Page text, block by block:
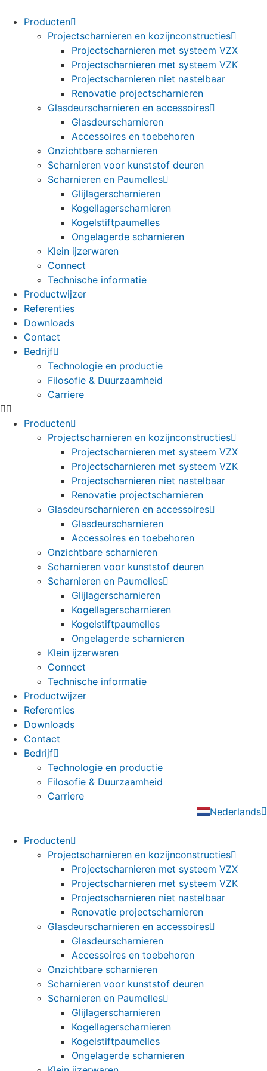
naar
Producten
Projectscharnieren en kozijnconstructies
Projectscharnieren met systeem VZX
Projectscharnieren met systeem VZK
Projectscharnieren niet nastelbaar
Renovatie projectscharnieren
Glasdeurscharnieren en accessoires
Glasdeurscharnieren
Accessoires en toebehoren
Onzichtbare scharnieren
Scharnieren voor kunststof deuren
Scharnieren en Paumelles
Glijlagerscharnieren
Kogellagerscharnieren
Kogelstiftpaumelles
Ongelagerde scharnieren
Klein ijzerwaren
Connect
Technische informatie
Productwijzer
Referenties
Downloads
Contact
Bedrijf
Technologie en productie
Filosofie & Duurzaamheid
Carriere
Producten
Projectscharnieren en kozijnconstructies
Projectscharnieren met systeem VZX
Projectscharnieren met systeem VZK
Projectscharnieren niet nastelbaar
Renovatie projectscharnieren
Glasdeurscharnieren en accessoires
Glasdeurscharnieren
Accessoires en toebehoren
Onzichtbare scharnieren
Scharnieren voor kunststof deuren
Scharnieren en Paumelles
Glijlagerscharnieren
Kogellagerscharnieren
Kogelstiftpaumelles
Ongelagerde scharnieren
Klein ijzerwaren
Connect
Technische informatie
Productwijzer
Referenties
Downloads
Contact
Bedrijf
Technologie en productie
Filosofie & Duurzaamheid
Carriere
Nederlands
English
Producten
Projectscharnieren en kozijnconstructies
Projectscharnieren met systeem VZX
Projectscharnieren met systeem VZK
Projectscharnieren niet nastelbaar
Renovatie projectscharnieren
Glasdeurscharnieren en accessoires
Glasdeurscharnieren
Accessoires en toebehoren
Onzichtbare scharnieren
Scharnieren voor kunststof deuren
Scharnieren en Paumelles
Glijlagerscharnieren
Kogellagerscharnieren
Kogelstiftpaumelles
Ongelagerde scharnieren